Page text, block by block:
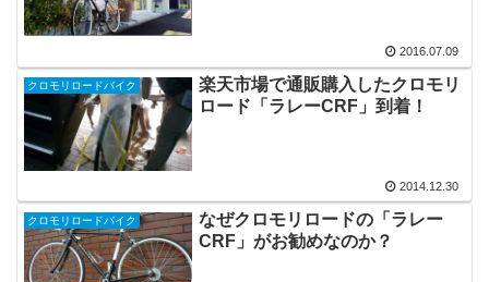
2016.07.09
クロモリロードバイク
楽天市場で通販購入したクロモリ
ロード「ラレーCRF」到着！
2014.12.30
クロモリロードバイク
なぜクロモリロードの「ラレー
CRF」がお勧めなのか？